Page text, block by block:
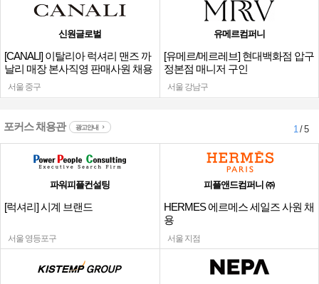
신원글로벌
[CANALI] 이탈리아 럭셔리 맨즈 까
날리 매장 본사직영 판매사원 채용
서울 중구
유메르컴퍼니
[유메르/메르레브] 현대백화점 압구
정본점 매니저 구인
서울 강남구
포커스 채용관 광고안내 1/ 5
파워피플컨설팅
[럭셔리] 시계 브랜드
서울 영등포구
피플앤드컴퍼니 ㈜
HERMES 에르메스 세일즈 사원 채
용
서울 지점